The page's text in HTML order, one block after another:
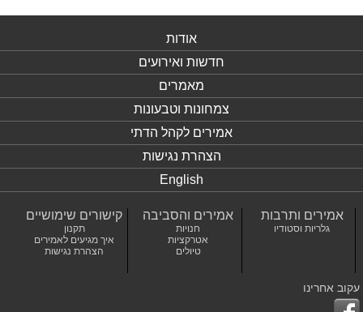
אודות
חדשות ואירועים
מאמרים
צמחונות וטבעונות
אמירים לקהל הדתי
הצהרת נגישות
English
אמירים ותרבות
גלריות וסטודיו
אמירים והסביבה
חנויות
אטרקציות
טיולים
קישורים שימושיים
תקנון
איך מגיעים לאמירים
הצהרת נגישות
עקוב אחרינו